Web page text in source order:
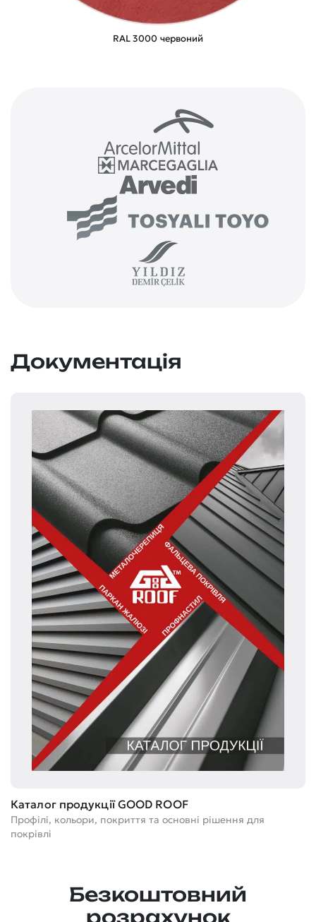
RAL 3000 червоний
Документація
Каталог продукції GOOD ROOF
Профілі, кольори, покриття та основні рішення для
покрівлі
Безкоштовний
розрахунок